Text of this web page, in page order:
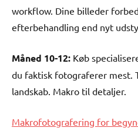
workflow. Dine billeder
efterbehandling end nyt
Måned 10-12: Køb
du faktisk fotograferer mest.
landskab. Makro til detaljer.
Makrofotografering for